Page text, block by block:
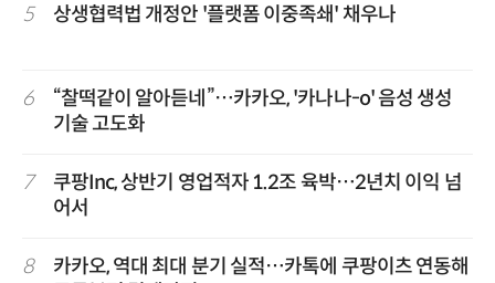
5 상생협력법 개정안 '플랫폼 이중족쇄' 채우나
6
“찰떡같이 알아듣네”…카카오, '카나나-o' 음성 생성
기술 고도화
7
쿠팡Inc, 상반기 영업적자 1.2조 육박…2년치 이익 넘
어서
8
카카오, 역대 최대 분기 실적…카톡에 쿠팡이츠 연동해